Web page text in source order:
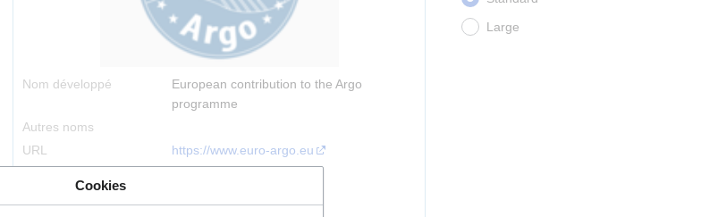
Large
Nom développé
European contribution to the Argo
programme
Autres noms
URL
https://www.euro-argo.eu
Infrastructure
ESFRI Landmark
Cookies